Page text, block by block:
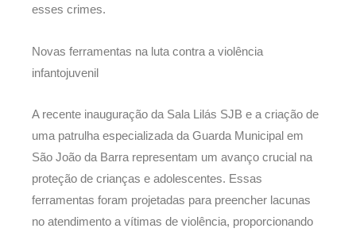
esses crimes.
Novas ferramentas na luta contra a violência
infantojuvenil
A recente inauguração da Sala Lilás SJB e a criação de
uma patrulha especializada da Guarda Municipal em
São João da Barra representam um avanço crucial na
proteção de crianças e adolescentes. Essas
ferramentas foram projetadas para preencher lacunas
no atendimento a vítimas de violência, proporcionando